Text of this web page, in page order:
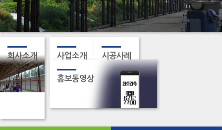
회사소개 사업소개 시공사례
홍보동영상